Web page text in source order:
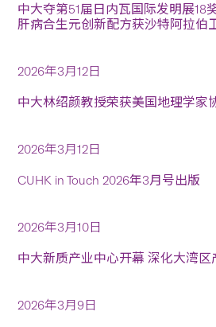
中大夺第51届日内瓦国际发明展18
肝病合生元创新配方获沙特阿拉伯
2026年3月12日
中大林绍颜教授荣获美国地理学家
2026年3月12日
CUHK in Touch 2026年3月号出版
2026年3月10日
中大新质产业中心开幕 深化大湾区
2026年3月9日